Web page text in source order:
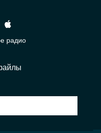
радио